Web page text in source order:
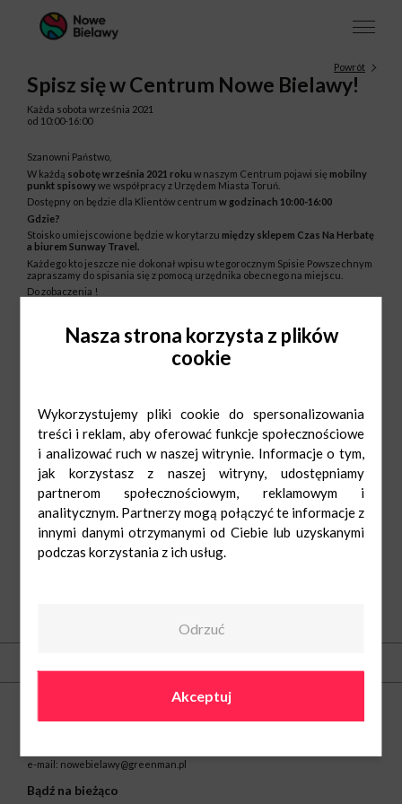
Powrót
Spisz się w Centrum Nowe Bielawy!
Każda sobota września 2021
od 10:00-16:00
Szanowni Państwo,
W każdą sobotę września 2021 roku w naszym Centrum pojawi się mobilny
punkt spisowywe współpracy z Urzędem Miasta Toruń.
Dostępny on będzie dla Klientów centrum w godzinach 10:00-16:00
Gdzie?
Stoisko umiejscowione będzie w korytarzu między sklepem Czas Na Herbatę
a biurem Sunway Travel.
Każdego kto jeszcze nie dokonał wpisu w tegorocznym Spisie Powszechnym
zapraszamy do spisania się z pomocą urzędnika obecnego na miejscu.
Do zobaczenia !
Kontakt
e-mail: nowebielawy@greenman.pl
Bądź na bieżąco
Nasza strona korzysta z plików
cookie
Wykorzystujemy pliki cookie do spersonalizowania
treści i reklam, aby oferować funkcje społecznościowe
i analizować ruch w naszej witrynie. Informacje o tym,
jak korzystasz z naszej witryny, udostępniamy
partnerom społecznościowym, reklamowym i
analitycznym. Partnerzy mogą połączyć te informacje z
innymi danymi otrzymanymi od Ciebie lub uzyskanymi
podczas korzystania z ich usług.
Odrzuć
Akceptuj